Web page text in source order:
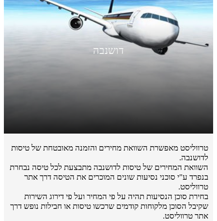
דושנבה
טרווליסט מאפשרת השוואת מחירים והזמנה מאובטחת של טיסות
לדושנבה.
השוואת המחירים של טיסות לדושנבה מתבצעת לכל טיסה נבחרת
בנפרד ע"י סוכני נסיעות שונים המוכרים את הטיסה דרך אתר
טרווליסט.
בחירת סוכן הנסיעות תהיה על פי המחיר ועל פי דירוג השירות
שקיבל הסוכן מלקוחות קודמים שרכשו טיסות או חבילות נופש דרך
אתר טרווליסט.